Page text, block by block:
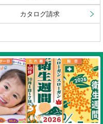
カタログ請求